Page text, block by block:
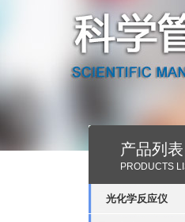
产品列表
PRODUCTS
光化学反应仪